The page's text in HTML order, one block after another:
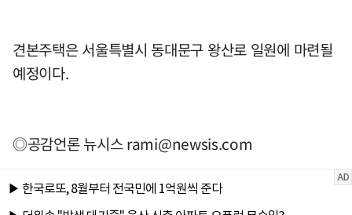
견본주택은 서울특별시 동대문구 왕산로 일원에 마련될
예정이다.
◎공감언론 뉴시스rami@newsis.com